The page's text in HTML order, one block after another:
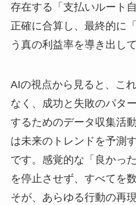
存在する「支払いルート
正確に合算し、最終的に「
う真の利益率を導き出し
AIの視点から見ると、こ
なく、成功と失敗のパタ
するためのデータ収集活
は未来のトレンドを予測
です。感覚的な「良かっ
を停止させず、すべてを
そが、あらゆる行動の再